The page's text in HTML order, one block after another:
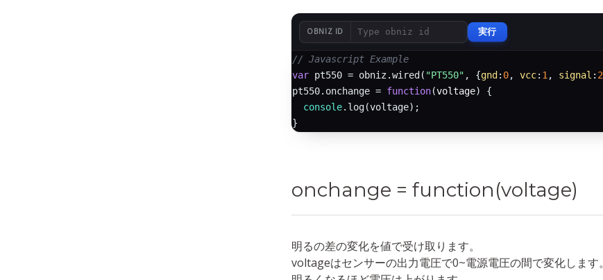
OBNIZ ID 実行
// Javascript Example
var pt550 = obniz.wired( "PT550" , {gnd : 0, vcc: 1 , signal : 2
pt550.onchange = function(voltage) {
console.log(voltage);
onchange = function(voltage)
明るの差の変化を値で受け取ります。
voltageはセンサーの出力電圧で0~電源電圧の間で変化します。